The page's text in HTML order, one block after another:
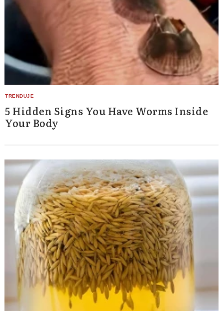
5 Hidden Signs You Have Worms Inside
Your Body